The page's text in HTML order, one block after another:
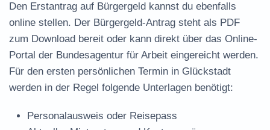
Den Erstantrag auf Bürgergeld kannst du ebenfalls
online stellen. Der Bürgergeld-Antrag steht als PDF
zum Download bereit oder kann direkt über das Online-
Portal der Bundesagentur für Arbeit eingereicht werden.
Für den ersten persönlichen Termin in Glückstadt
werden in der Regel folgende Unterlagen benötigt:
Personalausweis oder Reisepass